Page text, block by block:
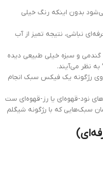
بدون اینکه رنگ خیلی
نباشی، نتیجه تمیز از آب
و سبزه خیلی طبیعی دیده
نظر می‌آیند.
رژگونه یک فیکس سبک انجام
‌های نود-قهوه‌ای یا رز-قهوه‌ای ست
سبک‌هایی که با رژگونه شیگلم